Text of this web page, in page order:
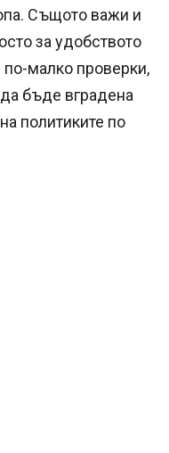
Същото важи и
за удобството
малко проверки,
бъде вградена
политиките по